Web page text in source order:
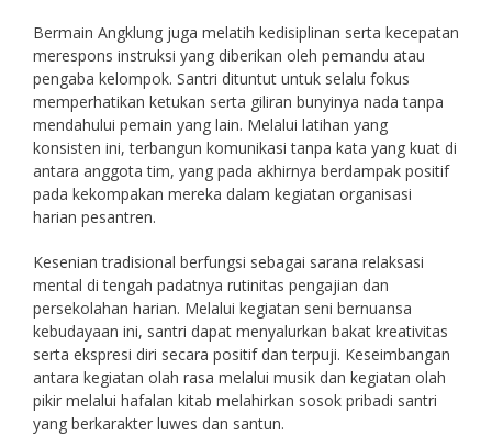
Bermain Angklung juga melatih kedisiplinan serta kecepatan
merespons instruksi yang diberikan oleh pemandu atau
pengaba kelompok. Santri dituntut untuk selalu fokus
memperhatikan ketukan serta giliran bunyinya nada tanpa
mendahului pemain yang lain. Melalui latihan yang
konsisten ini, terbangun komunikasi tanpa kata yang kuat di
antara anggota tim, yang pada akhirnya berdampak positif
pada kekompakan mereka dalam kegiatan organisasi
harian pesantren.
Kesenian tradisional berfungsi sebagai sarana relaksasi
mental di tengah padatnya rutinitas pengajian dan
persekolahan harian. Melalui kegiatan seni bernuansa
kebudayaan ini, santri dapat menyalurkan bakat kreativitas
serta ekspresi diri secara positif dan terpuji. Keseimbangan
antara kegiatan olah rasa melalui musik dan kegiatan olah
pikir melalui hafalan kitab melahirkan sosok pribadi santri
yang berkarakter luwes dan santun.